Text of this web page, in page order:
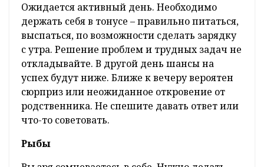
Ожидается активный день. Необходимо
держать себя в тонусе – правильно питаться,
выспаться, по возможности сделать зарядку
с утра. Решение проблем и трудных задач не
откладывайте. В другой день шансы на
успех будут ниже. Ближе к вечеру вероятен
сюрприз или неожиданное откровение от
родственника. Не спешите давать ответ или
что-то советовать.
Рыбы